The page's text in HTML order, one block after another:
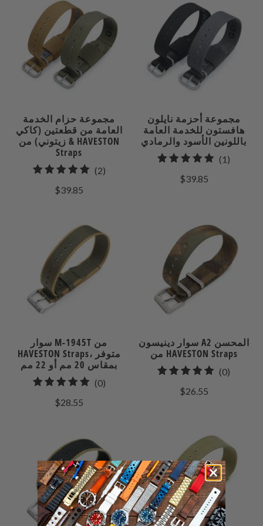
مجموعة حزام الخدمة
العامة من قطعتين (كاكي
& زيتوني) من HAVESTON
Straps
(2)2
$39.85
مجموعة أحزمة نايلون
هافستون للخدمة العامة
باللونين الأسود والرمادي
(1)
$39.85
سوار M-1945T من
HAVESTON Straps، متوفر
بمقاس 20 مم أو 22 مم
(0)0
$28.55
سوار دينيسون A2 المحسن
من HAVESTON Straps
(0)
$26.55